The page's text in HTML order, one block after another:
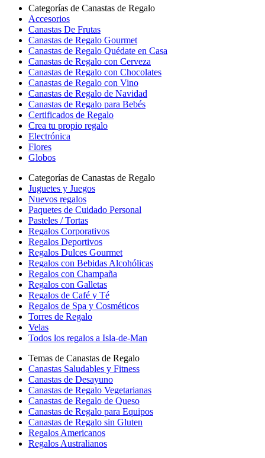
Categorías de Canastas de Regalo
Accesorios
Canastas De Frutas
Canastas de Regalo Gourmet
Canastas de Regalo Quédate en Casa
Canastas de Regalo con Cerveza
Canastas de Regalo con Chocolates
Canastas de Regalo con Vino
Canastas de Regalo de Navidad
Canastas de Regalo para Bebés
Certificados de Regalo
Crea tu propio regalo
Electrónica
Flores
Globos
Categorías de Canastas de Regalo
Juguetes y Juegos
Nuevos regalos
Paquetes de Cuidado Personal
Pasteles / Tortas
Regalos Corporativos
Regalos Deportivos
Regalos Dulces Gourmet
Regalos con Bebidas Alcohólicas
Regalos con Champaña
Regalos con Galletas
Regalos de Café y Té
Regalos de Spa y Cosméticos
Torres de Regalo
Velas
Todos los regalos a Isla-de-Man
Temas de Canastas de Regalo
Canastas Saludables y Fitness
Canastas de Desayuno
Canastas de Regalo Vegetarianas
Canastas de Regalo de Queso
Canastas de Regalo para Equipos
Canastas de Regalo sin Gluten
Regalos Americanos
Regalos Australianos